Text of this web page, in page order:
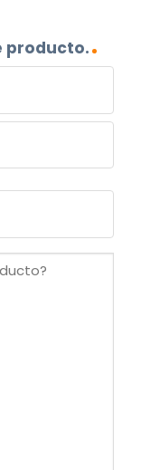
producto.